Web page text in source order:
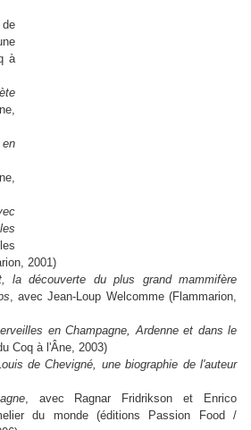
à
2001)
la découverte du plus grand mammifère
, avec Jean-Loup Welcomme (Flammarion,
en Champagne, Ardenne et dans le
Coq à l'Âne, 2003)
de Chevigné, une biographie de l'auteur
, avec Ragnar Fridrikson et Enrico
du monde (éditions Passion Food /